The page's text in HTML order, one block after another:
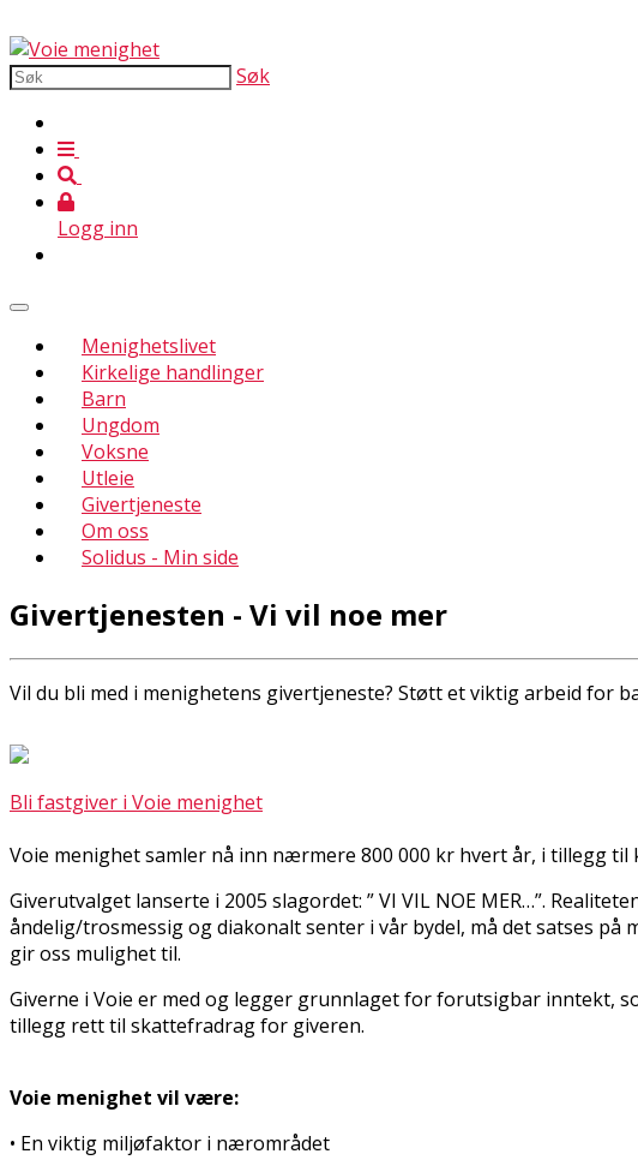
Søk
Logg inn
Menighetslivet
Kirkelige handlinger
Barn
Ungdom
Voksne
Utleie
Givertjeneste
Om oss
Solidus - Min side
Givertjenesten - Vi vil noe mer
Vil du bli med i menighetens givertjeneste? Støtt et viktig arbeid for
Bli fastgiver i Voie menighet
Voie menighet samler nå inn nærmere 800 000 kr hvert år, i tillegg
Giverutvalget lanserte i 2005 slagordet: ” VI VIL NOE MER…”.
åndelig/trosmessig og diakonalt senter i vår bydel, må det satses på
gir oss mulighet til.
Giverne i Voie er med og legger grunnlaget for forutsigbar inntekt,
tillegg rett til skattefradrag for giveren.
Voie menighet vil være:
• En viktig miljøfaktor i nærområdet